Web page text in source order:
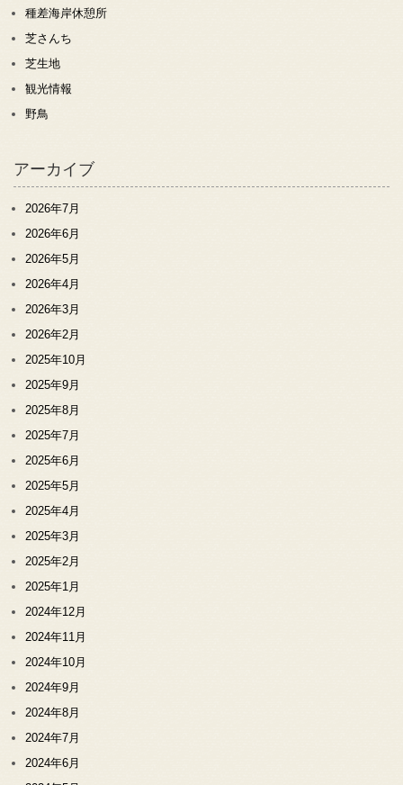
種差海岸休憩所
芝さんち
芝生地
観光情報
野鳥
アーカイブ
2026年7月
2026年6月
2026年5月
2026年4月
2026年3月
2026年2月
2025年10月
2025年9月
2025年8月
2025年7月
2025年6月
2025年5月
2025年4月
2025年3月
2025年2月
2025年1月
2024年12月
2024年11月
2024年10月
2024年9月
2024年8月
2024年7月
2024年6月